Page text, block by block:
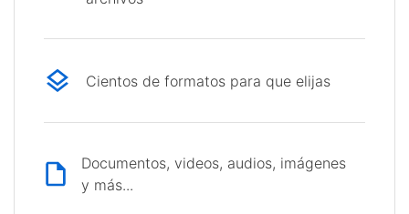
Cientos de formatos para que elijas
Documentos, videos, audios, imágenes
y más...